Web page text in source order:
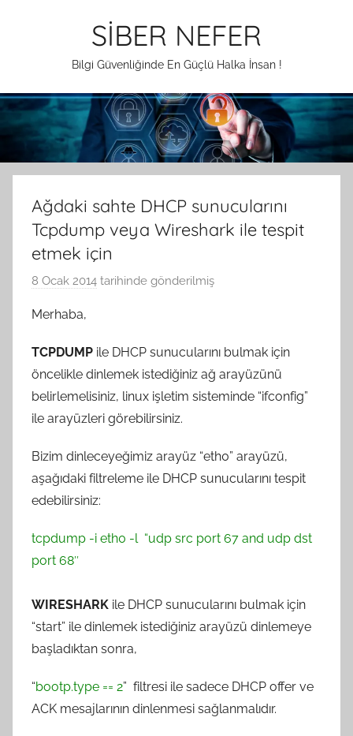
SİBER NEFER
Bilgi Güvenliğinde En Güçlü Halka İnsan !
Ağdaki sahte DHCP sunucularını
Tcpdump veya Wireshark ile tespit
etmek için
8 Ocak 2014 tarihinde gönderilmiş
ç
e
ö
k
a
f
d
a
Merhaba,
TCPDUMP ile DHCP sunucularını bulmak için
öncelikle dinlemek istediğiniz ağ arayüzünü
belirlemelisiniz, linux işletim sisteminde “ifconfig”
ile arayüzleri görebilirsiniz.
Bizim dinleceyeğimiz arayüz “eth0” arayüzü,
aşağıdaki filtreleme ile DHCP sunucularını tespit
edebilirsiniz:
tcpdump -i eth0 -l “udp src port 67 and udp dst
port 68″
WIRESHARK ile DHCP sunucularını bulmak için
“start” ile dinlemek istediğiniz arayüzü dinlemeye
başladıktan sonra,
“bootp.type == 2” filtresi ile sadece DHCP offer ve
ACK mesajlarının dinlenmesi sağlanmalıdır.